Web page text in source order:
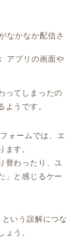
なかなか配信さ
アプリの画面や
ってしまったの
ようです。
ォームでは、エ
ます。
替わったり、ユ
」と感じるケー
いう誤解につな
ょう。